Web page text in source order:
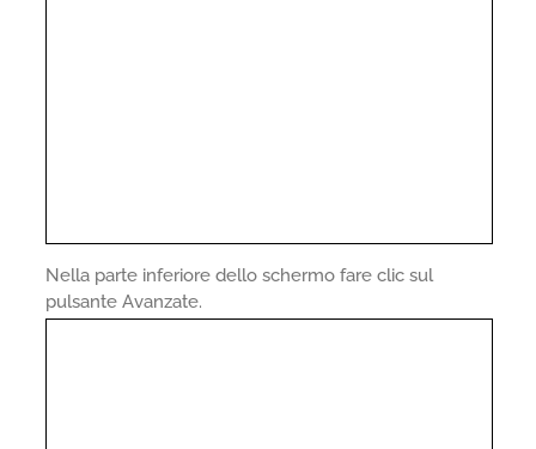
Nella parte inferiore dello schermo fare clic sul
pulsante Avanzate.